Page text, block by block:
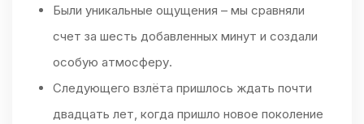
Были уникальные ощущения – мы сравняли
счет за шесть добавленных минут и создали
особую атмосферу.
Следующего взлёта пришлось ждать почти
двадцать лет, когда пришло новое поколение